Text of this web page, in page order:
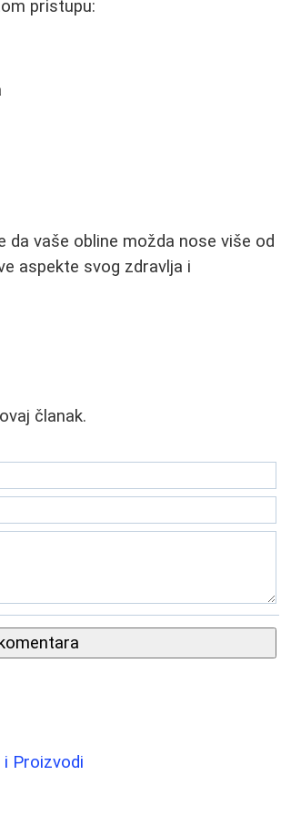
pristupu:
da vaše obline možda nose više od
aspekte svog zdravlja i
članak.
Proizvodi